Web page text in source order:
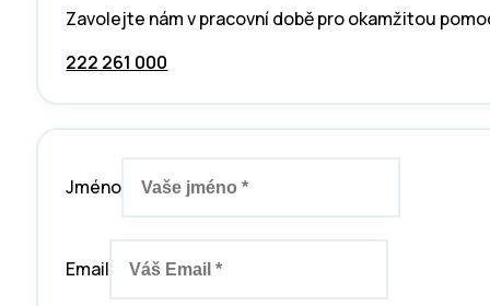
Zavolejte nám v pracovní době pro okamžitou
222 261 000
Jméno
Email